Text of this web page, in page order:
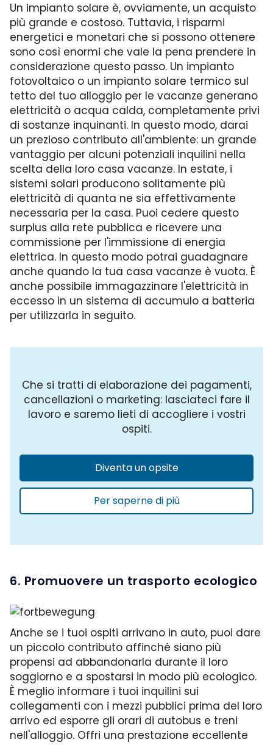
Un impianto solare è, ovviamente, un acquisto
più grande e costoso. Tuttavia, i risparmi
energetici e monetari che si possono ottenere
sono così enormi che vale la pena prendere in
considerazione questo passo. Un impianto
fotovoltaico o un impianto solare termico sul
tetto del tuo alloggio per le vacanze generano
elettricità o acqua calda, completamente privi
di sostanze inquinanti. In questo modo, darai
un prezioso contributo all'ambiente: un grande
vantaggio per alcuni potenziali inquilini nella
scelta della loro casa vacanze. In estate, i
sistemi solari producono solitamente più
elettricità di quanta ne sia effettivamente
necessaria per la casa. Puoi cedere questo
surplus alla rete pubblica e ricevere una
commissione per l'immissione di energia
elettrica. In questo modo potrai guadagnare
anche quando la tua casa vacanze è vuota. È
anche possibile immagazzinare l'elettricità in
eccesso in un sistema di accumulo a batteria
per utilizzarla in seguito.
Che si tratti di elaborazione dei pagamenti,
cancellazioni o marketing: lasciateci fare il
lavoro e saremo lieti di accogliere i vostri
ospiti.
Diventa un opsite
Per saperne di più
6. Promuovere un trasporto ecologico
Anche se i tuoi ospiti arrivano in auto, puoi dare
un piccolo contributo affinché siano più
propensi ad abbandonarla durante il loro
soggiorno e a spostarsi in modo più ecologico.
È meglio informare i tuoi inquilini sui
collegamenti con i mezzi pubblici prima del loro
arrivo ed esporre gli orari di autobus e treni
nell'alloggio. Offri una prestazione eccellente